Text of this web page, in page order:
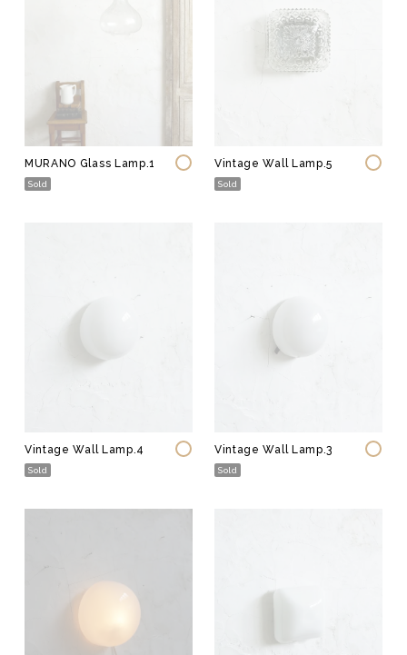
MURANO Glass Lamp.1
Sold
Vintage Wall Lamp.5
Sold
Vintage Wall Lamp.4
Sold
Vintage Wall Lamp.3
Sold